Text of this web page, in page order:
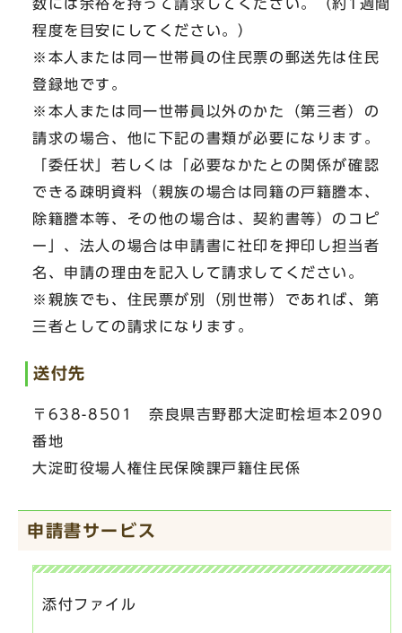
数には余裕を持って請求してください。（約1週間
程度を目安にしてください。）
※本人または同一世帯員の住民票の郵送先は住民
登録地です。
※本人または同一世帯員以外のかた（第三者）の
請求の場合、他に下記の書類が必要になります。
「委任状」若しくは「必要なかたとの関係が確認
できる疎明資料（親族の場合は同籍の戸籍謄本、
除籍謄本等、その他の場合は、契約書等）のコピ
ー」、法人の場合は申請書に社印を押印し担当者
名、申請の理由を記入して請求してください。
※親族でも、住民票が別（別世帯）であれば、第
三者としての請求になります。
送付先
〒638-8501 奈良県吉野郡大淀町桧垣本2090
番地
大淀町役場人権住民保険課戸籍住民係
申請書サービス
添付ファイル